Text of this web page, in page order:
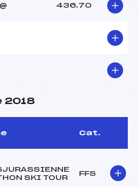
@ 436.70
2018
Cat.
SKI TOUR
FFS